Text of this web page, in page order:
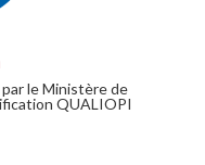
le Ministère de
QUALIOPI